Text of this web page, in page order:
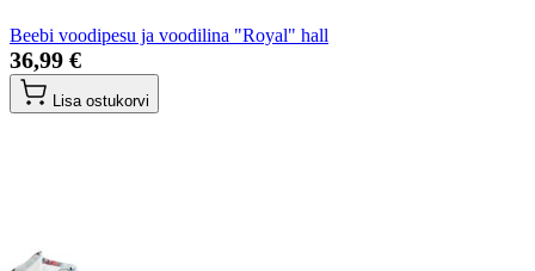
Beebi voodipesu ja voodilina "Royal" hall
36,99 €
Lisa ostukorvi